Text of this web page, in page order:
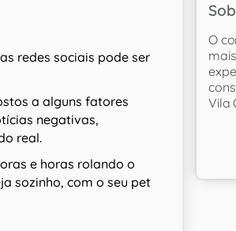
redes sociais pode ser
a alguns fatores
negativas,
real.
e horas rolando o
sozinho, com o seu pet
O
Vila